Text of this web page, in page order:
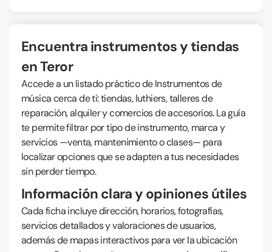
Encuentra instrumentos y tiendas
en Teror
Accede a un listado práctico de Instrumentos de
música cerca de ti: tiendas, luthiers, talleres de
reparación, alquiler y comercios de accesorios. La guía
te permite filtrar por tipo de instrumento, marca y
servicios —venta, mantenimiento o clases— para
localizar opciones que se adapten a tus necesidades
sin perder tiempo.
Información clara y opiniones útiles
Cada ficha incluye dirección, horarios, fotografías,
servicios detallados y valoraciones de usuarios,
además de mapas interactivos para ver la ubicación